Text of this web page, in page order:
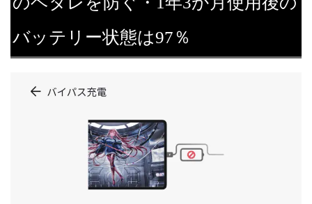
バッテリー状態は97％